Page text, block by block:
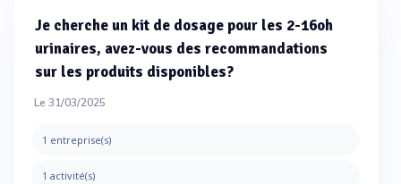
Je cherche un kit de dosage pour les 2-16oh
urinaires, avez-vous des recommandations
sur les produits disponibles?
Le 31/03/2025
1 entreprise(s)
1 activité(s)